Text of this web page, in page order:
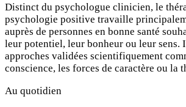
Distinct du psychologue clinicien, le
psychologie positive travaille
auprès de personnes en bonne santé
leur potentiel, leur bonheur ou leur sens.
approches validées scientifiquement
conscience, les forces de caractère ou la
Au quotidien